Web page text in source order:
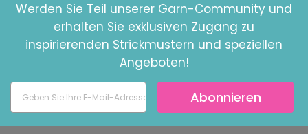
Werden Sie Teil unserer Garn-Community und
erhalten Sie exklusiven Zugang zu
inspirierenden Strickmustern und speziellen
Angeboten!
Abonnieren